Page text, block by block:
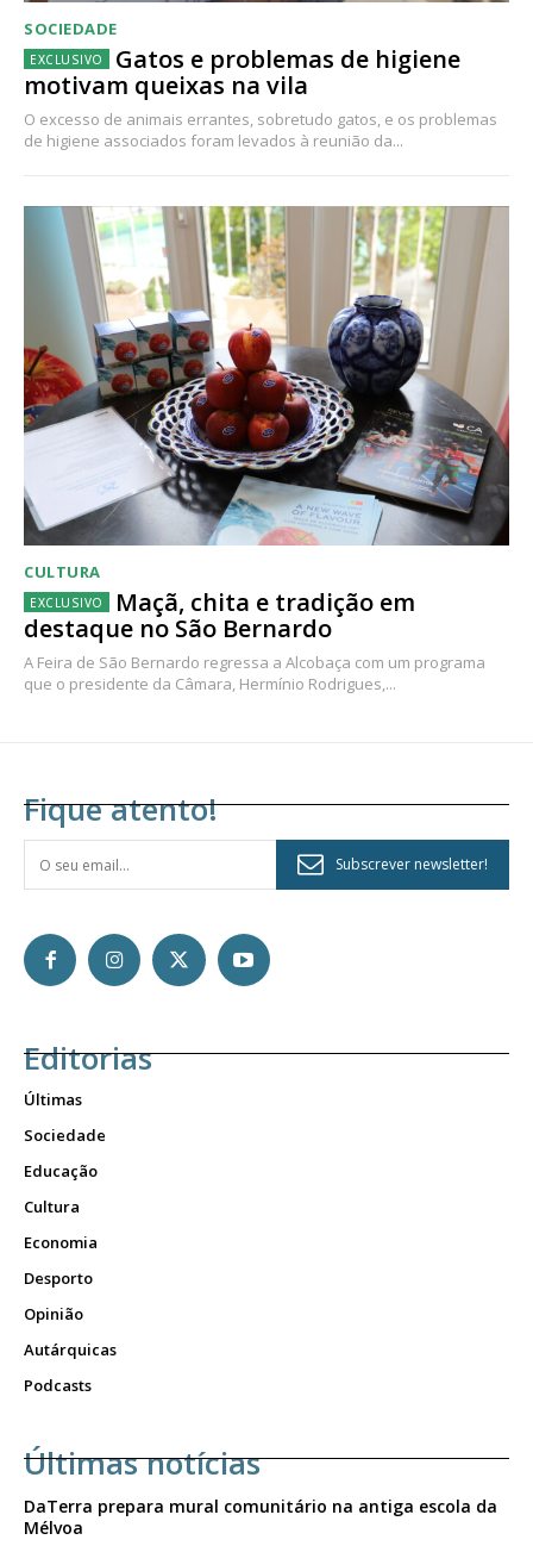
SOCIEDADE
Gatos e problemas de higiene
motivam queixas na vila
O excesso de animais errantes, sobretudo gatos, e os problemas
de higiene associados foram levados à reunião da...
CULTURA
Maçã, chita e tradição em
destaque no São Bernardo
A Feira de São Bernardo regressa a Alcobaça com um programa
que o presidente da Câmara, Hermínio Rodrigues,...
Fique atento!
Subscrever newsletter!
Editorias
Últimas
Sociedade
Educação
Cultura
Economia
Desporto
Opinião
Autárquicas
Podcasts
Últimas notícias
DaTerra prepara mural comunitário na antiga escola da
Mélvoa